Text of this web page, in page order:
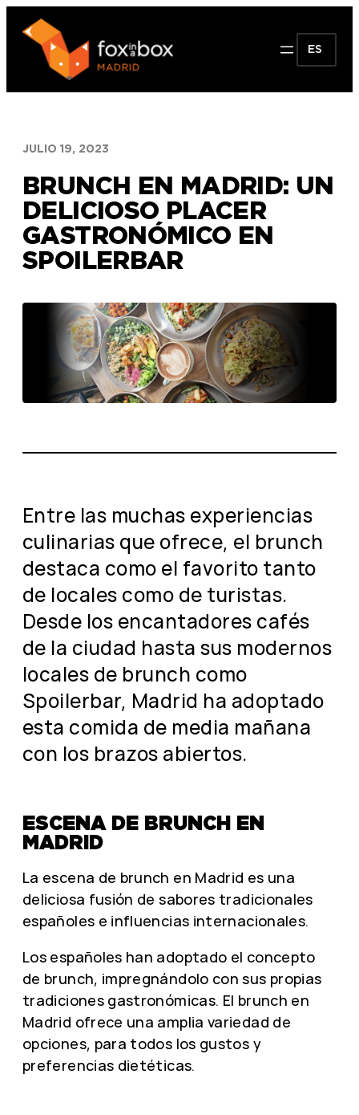
Saltar
contenido
ES
JULIO 19, 2023
BRUNCH EN MADRID: UN
DELICIOSO PLACER
GASTRONÓMICO EN
SPOILERBAR
Entre las muchas experiencias
culinarias que ofrece, el brunch
destaca como el favorito tanto
de locales como de turistas.
Desde los encantadores cafés
de la ciudad hasta sus modernos
locales de brunch como
Spoilerbar, Madrid ha adoptado
esta comida de media mañana
con los brazos abiertos.
ESCENA DE BRUNCH EN
MADRID
La escena de brunch en Madrid es una
deliciosa fusión de sabores tradicionales
españoles e influencias internacionales.
Los españoles han adoptado el concepto
de brunch, impregnándolo con sus propias
tradiciones gastronómicas. El brunch en
Madrid ofrece una amplia variedad de
opciones, para todos los gustos y
preferencias dietéticas.